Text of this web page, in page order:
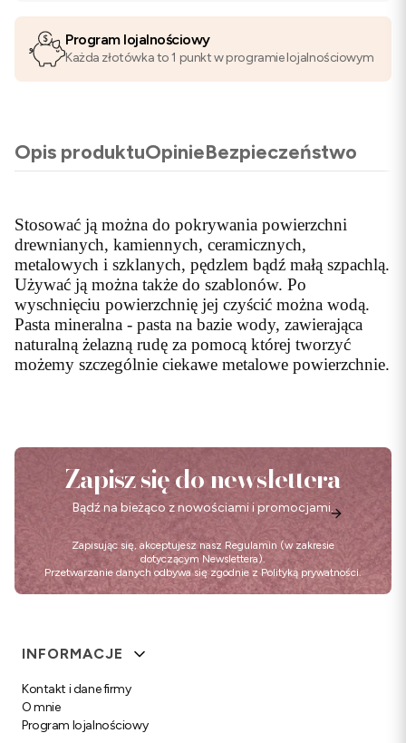
Program lojalnościowy
Każda złotówka to 1 punkt w programie lojalnościowym
Opis produktuOpinieBezpieczeństwo
Stosować ją można do pokrywania powierzchni
drewnianych, kamiennych, ceramicznych,
metalowych i szklanych, pędzlem bądź małą szpachlą.
Używać ją można także do szablonów. Po
wyschnięciu powierzchnię jej czyścić można wodą.
Pasta mineralna - pasta na bazie wody, zawierająca
naturalną żelazną rudę za pomocą której tworzyć
możemy szczególnie ciekawe metalowe powierzchnie.
Zapisz się do newslettera
Bądź na bieżąco z nowościami i promocjami.
Zapisując się, akceptujesz nasz Regulamin (w zakresie
dotyczącym Newslettera).
Przetwarzanie danych odbywa się zgodnie z Polityką prywatności.
Linki w stopce
INFORMACJE
Kontakt i dane firmy
O mnie
Program lojalnościowy